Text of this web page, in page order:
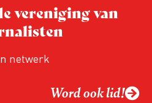
vereniging van
netwerk
Word ook lid!